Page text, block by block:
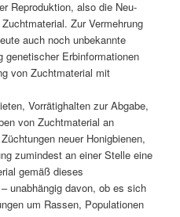
Reproduktion, also die Neu-
Zur Vermehrung
auch noch unbekannte
genetischer Erbinformationen
von Zuchtmaterial mit
Vorrätighalten zur Abgabe,
von Zuchtmaterial an
neuer Honigbienen,
zumindest an einer Stelle eine
gemäß dieses
unabhängig davon, ob es sich
um Rassen, Populationen